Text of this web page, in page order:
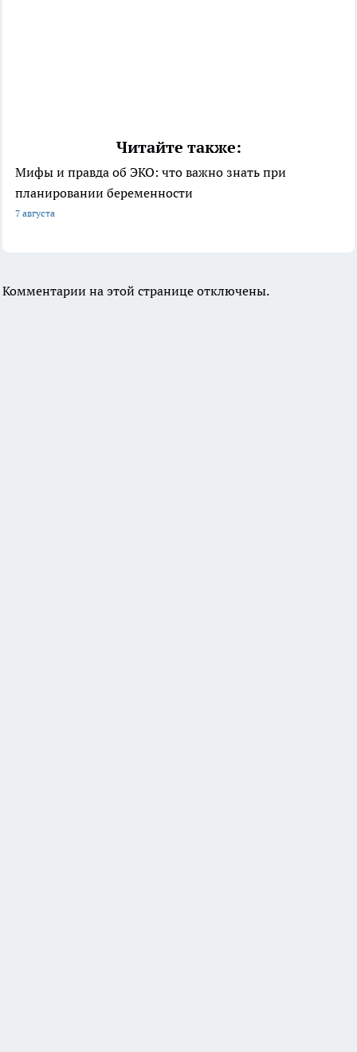
Читайте также:
Мифы и правда об ЭКО: что важно знать при
планировании беременности
7 августа
Комментарии на этой странице отключены.